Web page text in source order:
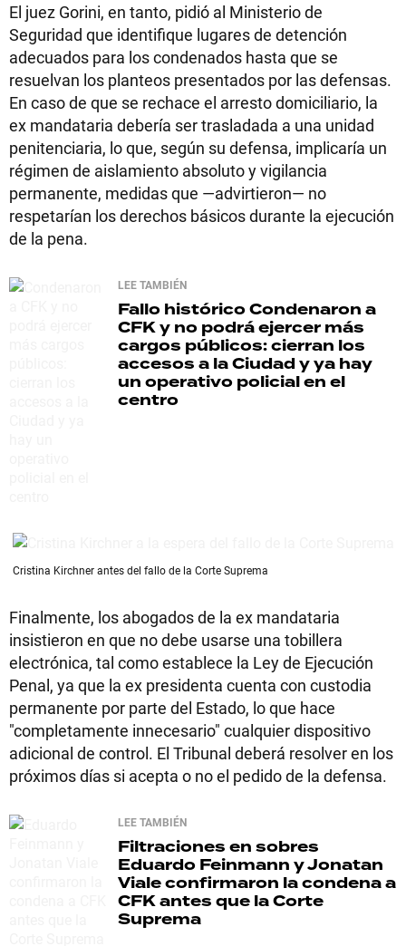
El juez Gorini, en tanto, pidió al Ministerio de
Seguridad que identifique lugares de detención
adecuados para los condenados hasta que se
resuelvan los planteos presentados por las defensas.
En caso de que se rechace el arresto domiciliario, la
ex mandataria debería ser trasladada a una unidad
penitenciaria, lo que, según su defensa, implicaría un
régimen de aislamiento absoluto y vigilancia
permanente, medidas que —advirtieron— no
respetarían los derechos básicos durante la ejecución
de la pena.
LEE TAMBIÉN
Fallo históricoCondenaron a
CFK y no podrá ejercer más
cargos públicos: cierran los
accesos a la Ciudad y ya hay
un operativo policial en el
centro
Cristina Kirchner antes del fallo de la Corte Suprema
Finalmente, los abogados de la ex mandataria
insistieron en que no debe usarse una tobillera
electrónica, tal como establece la Ley de Ejecución
Penal, ya que la ex presidenta cuenta con custodia
permanente por parte del Estado, lo que hace
"completamente innecesario" cualquier dispositivo
adicional de control. El Tribunal deberá resolver en los
próximos días si acepta o no el pedido de la defensa.
LEE TAMBIÉN
Filtraciones en sobres
Eduardo Feinmann y Jonatan
Viale confirmaron la condena a
CFK antes que la Corte
Suprema